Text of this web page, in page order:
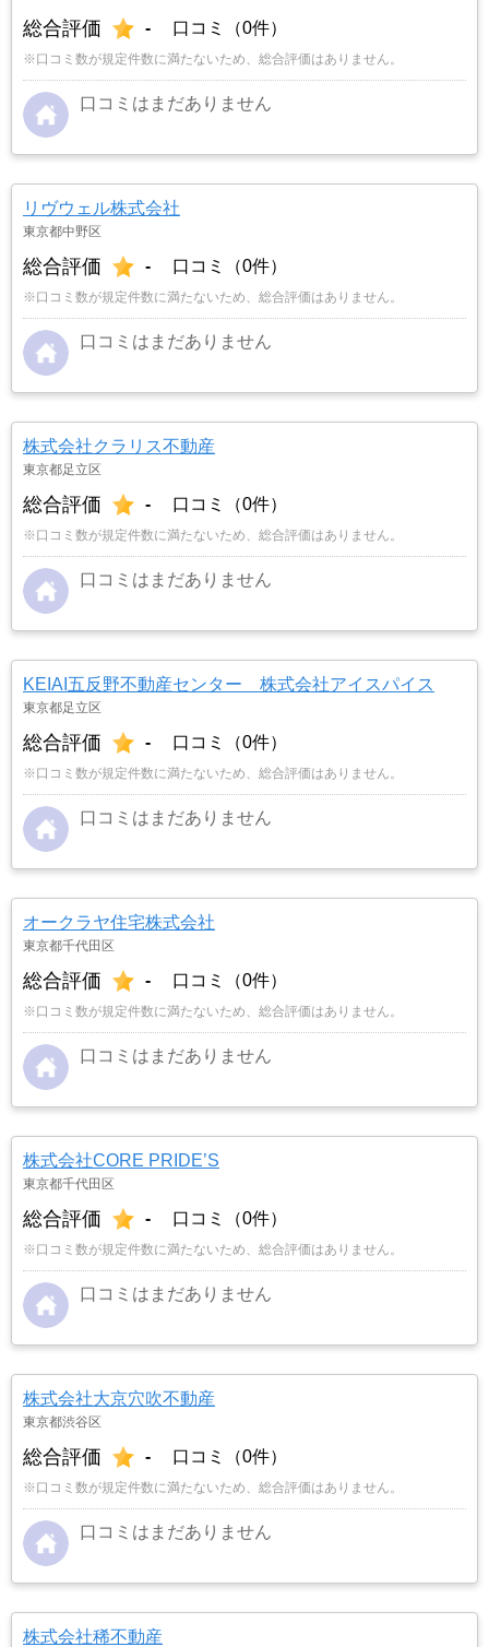
総合評価 - 口コミ（0件）
※口コミ数が規定件数に満たないため、総合評価はありません。
口コミはまだありません
リヴウェル株式会社
東京都中野区
総合評価 - 口コミ（0件）
※口コミ数が規定件数に満たないため、総合評価はありません。
口コミはまだありません
株式会社クラリス不動産
東京都足立区
総合評価 - 口コミ（0件）
※口コミ数が規定件数に満たないため、総合評価はありません。
口コミはまだありません
KEIAI五反野不動産センター 株式会社アイスパイス
東京都足立区
総合評価 - 口コミ（0件）
※口コミ数が規定件数に満たないため、総合評価はありません。
口コミはまだありません
オークラヤ住宅株式会社
東京都千代田区
総合評価 - 口コミ（0件）
※口コミ数が規定件数に満たないため、総合評価はありません。
口コミはまだありません
株式会社CORE PRIDE’S
東京都千代田区
総合評価 - 口コミ（0件）
※口コミ数が規定件数に満たないため、総合評価はありません。
口コミはまだありません
株式会社大京穴吹不動産
東京都渋谷区
総合評価 - 口コミ（0件）
※口コミ数が規定件数に満たないため、総合評価はありません。
口コミはまだありません
株式会社稀不動産